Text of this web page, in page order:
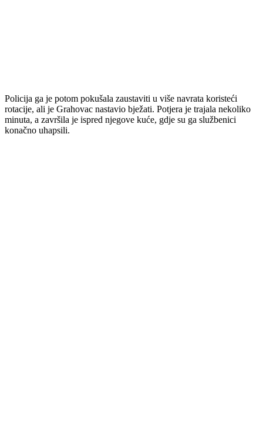
Policija ga je potom pokušala zaustaviti u više navrata koristeći
rotacije, ali je Grahovac nastavio bježati. Potjera je trajala nekoliko
minuta, a završila je ispred njegove kuće, gdje su ga službenici
konačno uhapsili.